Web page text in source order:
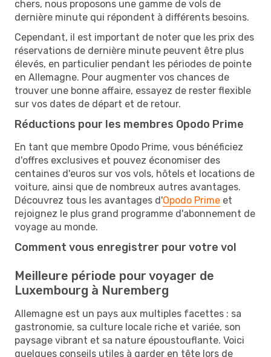
chers, nous proposons une gamme de vols de
dernière minute qui répondent à différents besoins.
Cependant, il est important de noter que les prix des
réservations de dernière minute peuvent être plus
élevés, en particulier pendant les périodes de pointe
en Allemagne. Pour augmenter vos chances de
trouver une bonne affaire, essayez de rester flexible
sur vos dates de départ et de retour.
Réductions pour les membres Opodo Prime
En tant que membre Opodo Prime, vous bénéficiez
d'offres exclusives et pouvez économiser des
centaines d'euros sur vos vols, hôtels et locations de
voiture, ainsi que de nombreux autres avantages.
Découvrez tous les avantages d'Opodo Prime et
rejoignez le plus grand programme d'abonnement de
voyage au monde.
Comment vous enregistrer pour votre vol
Meilleure période pour voyager de
Luxembourg à Nuremberg
Allemagne est un pays aux multiples facettes : sa
gastronomie, sa culture locale riche et variée, son
paysage vibrant et sa nature époustouflante. Voici
quelques conseils utiles à garder en tête lors de